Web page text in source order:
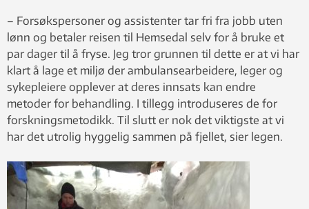
– Forsøkspersoner og assistenter tar fri fra jobb uten
lønn og betaler reisen til Hemsedal selv for å bruke et
par dager til å fryse. Jeg tror grunnen til dette er at vi har
klart å lage et miljø der ambulansearbeidere, leger og
sykepleiere opplever at deres innsats kan endre
metoder for behandling. I tillegg introduseres de for
forskningsmetodikk. Til slutt er nok det viktigste at vi
har det utrolig hyggelig sammen på fjellet, sier legen.